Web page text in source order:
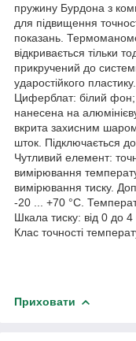
пружину Бурдона з
для підвищення
показань.
відкривається тільки
прикручений до
ударостійкого
Циферблат: білий фон;
нанесена на
вкрита захисним
шток. Підключається
Чутливий елемент:
вимірювання
вимірювання тиску.
-20 ... +70 °C.
Шкала тиску: від 0 до 4
Клас точності
Приховати